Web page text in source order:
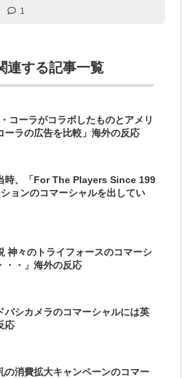
1
連する記事一覧
コーラがコラボしたものとアメリ
ーラの広告を比較」海外の反応
時、「For The Players Since 199
ョンのコマーシャルを出してい
神々のトライフォースのコマーシ
・・」海外の反応
バシカメラのコマーシャルには英
応
の消費拡大キャンペーンのコマー